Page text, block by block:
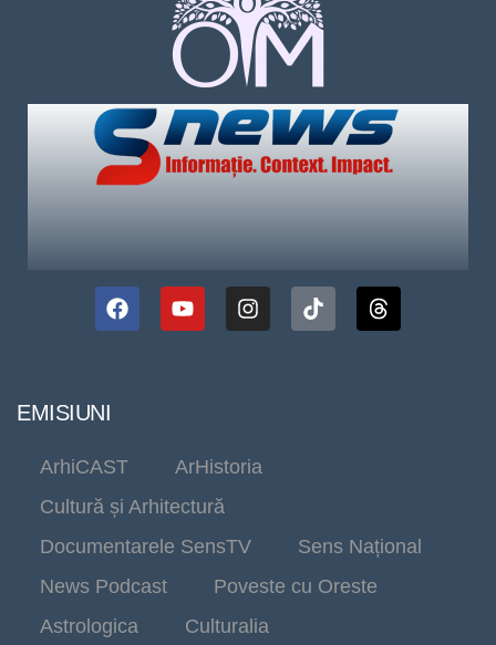
EMISIUNI
ArhiCAST
ArHistoria
Cultură și Arhitectură
Documentarele SensTV
Sens Național
News Podcast
Poveste cu Oreste
Astrologica
Culturalia